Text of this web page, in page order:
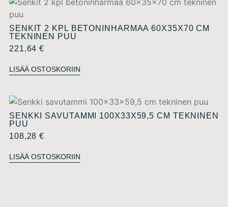
SENKIT 2 KPL BETONINHARMAA 60X35X70 CM
TEKNINEN PUU
221,64€
LISÄÄ OSTOSKORIIN
SENKKI SAVUTAMMI 100X33X59,5 CM TEKNINEN
PUU
108,28€
LISÄÄ OSTOSKORIIN